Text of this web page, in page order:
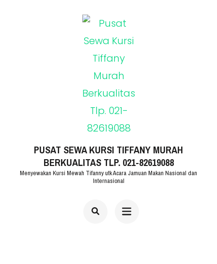
PUSAT SEWA KURSI TIFFANY MURAH
BERKUALITAS TLP. 021-82619088
Menyewakan Kursi Mewah Tifanny utk Acara Jamuan Makan Nasional dan
Internasional